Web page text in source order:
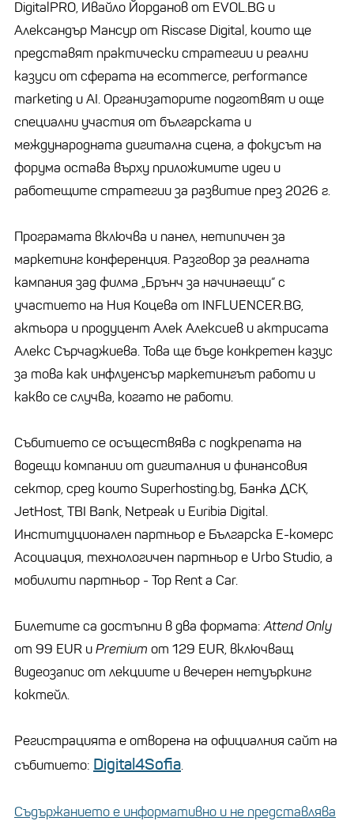
DigitalPRO, Ивайло Йорданов от EVOL.BG и
Александър Мансур от Riscase Digital, които ще
представят практически стратегии и реални
казуси от сферата на ecommerce, performance
marketing и AI. Организаторите подготвят и още
специални участия от българската и
международната дигитална сцена, а фокусът на
форума остава върху приложимите идеи и
работещите стратегии за развитие през 2026 г.
Програмата включва и панел, нетипичен за
маркетинг конференция. Разговор за реалната
кампания зад филма „Брънч за начинаещи“ с
участието на Ния Коцева от INFLUENCER.BG,
актьора и продуцент Алек Алексиев и актрисата
Алекс Сърчаджиева. Това ще бъде конкретен казус
за това как инфлуенсър маркетингът работи и
какво се случва, когато не работи.
Събитието се осъществява с подкрепата на
водещи компании от дигиталния и финансовия
сектор, сред които Superhosting.bg, Банка ДСК,
JetHost, TBI Bank, Netpeak и Euribia Digital.
Институционален партньор е Българска Е-комерс
Асоциация, технологичен партньор е Urbo Studio, а
мобилити партньор - Top Rent a Car.
Билетите са достъпни в два формата:Attend Only
от 99 EUR иPremium от 129 EUR, включващ
видеозапис от лекциите и вечерен нетуъркинг
коктейл.
Регистрацията е отворена на официалния сайт на
събитието: Digital4Sofia.
Съдържанието е информативно и не представлява